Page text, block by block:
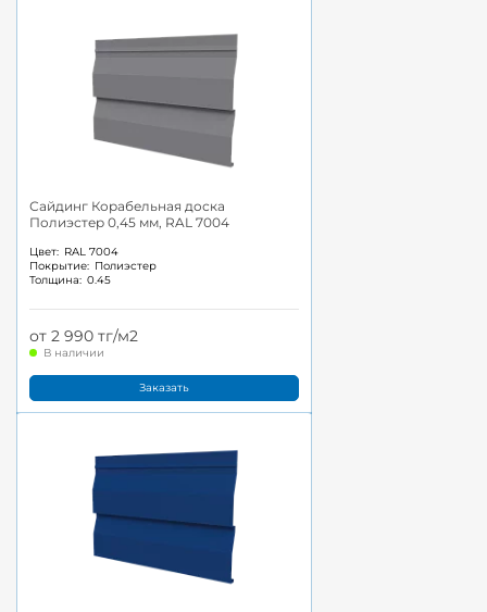
Сайдинг Корабельная доска
Полиэстер 0,45 мм, RAL 7004
Цвет: RAL 7004
Покрытие: Полиэстер
Толщина: 0.45
от 2 990 тг/м2
В наличии
Заказать